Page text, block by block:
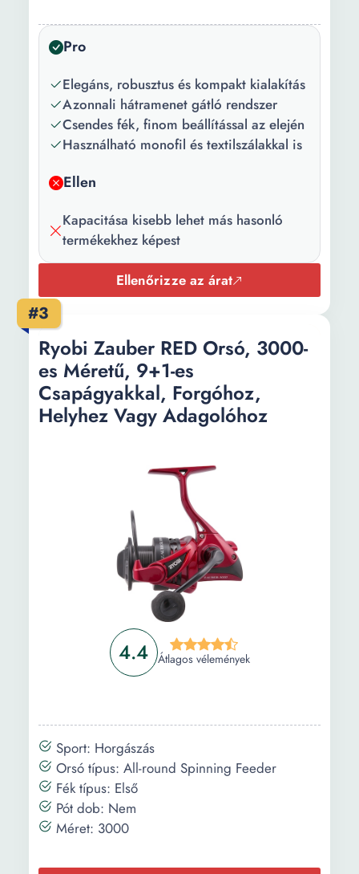
Csapágyak
száma:
3
Zsinórbehúzás: 5.5:1
Forgó
kapacitása:
155 m
Pro
Elegáns, robusztus és kompakt kialakítás
Azonnali hátramenet gátló rendszer
Csendes fék, finom beállítással az elején
Használható monofil és textilszálakkal is
Ellen
Kapacitása kisebb lehet más hasonló
termékekhez képest
Ellenőrizze az árat
#3
4.4 Átlagos vélemények
Ryobi Zauber RED Orsó, 3000-
es Méretű, 9+1-es
Csapágyakkal, Forgóhoz,
Helyhez Vagy Adagolóhoz
Sport: Horgászás
Orsó típus: All-round Spinning Feeder
Fék típus: Első
Pót dob: Nem
Méret: 3000